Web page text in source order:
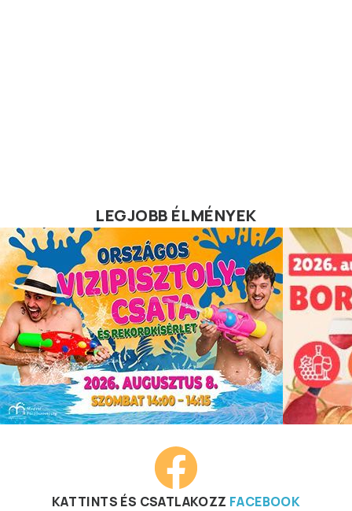
LEGJOBB ÉLMÉNYEK
KATTINTS ÉS CSATLAKOZZ FACEBOOK